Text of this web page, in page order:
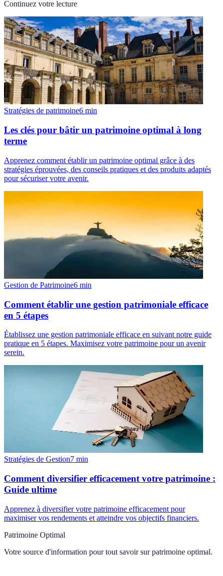
Continuez votre lecture
Stratégies de patrimoine6 min
Les clés pour bâtir un patrimoine optimal à long
terme
Apprenez comment établir un patrimoine optimal grâce à des
stratégies éprouvées, des conseils pratiques et des produits adaptés
pour sécuriser votre avenir.
Gestion de Patrimoine6 min
Comment établir une gestion patrimoniale efficace
en 5 étapes
Établissez une gestion patrimoniale efficace en suivant notre guide
pratique en 5 étapes. Maximisez votre patrimoine pour un avenir
serein.
Stratégies de Gestion7 min
Comment diversifier efficacement votre patrimoine :
Guide ultime
Apprenez à diversifier votre patrimoine efficacement pour
maximiser vos rendements et atteindre vos objectifs financiers.
Patrimoine Optimal
Votre source d'information pour tout savoir sur patrimoine optimal.